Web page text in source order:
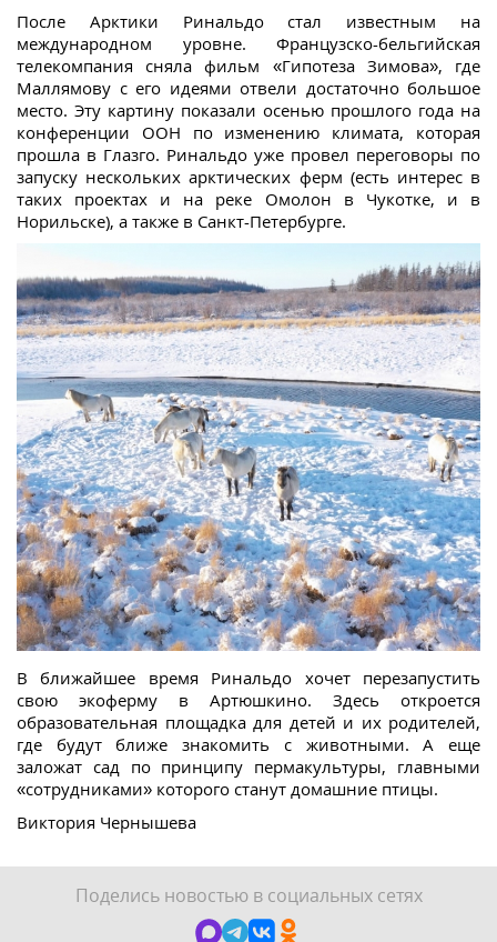
После Арктики Ринальдо стал известным на
международном уровне. Французско-бельгийская
телекомпания сняла фильм «Гипотеза Зимова», где
Маллямову с его идеями отвели достаточно большое
место. Эту картину показали осенью прошлого года на
конференции ООН по изменению климата, которая
прошла в Глазго. Ринальдо уже провел переговоры по
запуску нескольких арктических ферм (есть интерес в
таких проектах и на реке Омолон в Чукотке, и в
Норильске), а также в Санкт-Петербурге.
В ближайшее время Ринальдо хочет перезапустить
свою экоферму в Артюшкино. Здесь откроется
образовательная площадка для детей и их родителей,
где будут ближе знакомить с животными. А еще
заложат сад по принципу пермакультуры, главными
«сотрудниками» которого станут домашние птицы.
Виктория Чернышева
Поделись новостью в социальных сетях